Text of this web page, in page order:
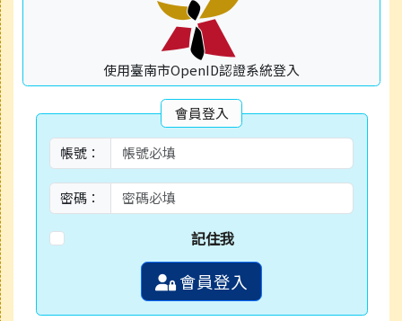
使用臺南市OpenID認證系統登入
會員登入
帳號：
密碼：
記住我
會員登入